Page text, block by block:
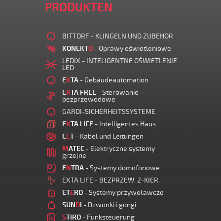
PRODUKTEN
BITTORF - KLINGELN UND ZUBEHOR
KONEKTO - Oprawy oświetleniowe
LEDIX - INTELIGENTNE OŚWIETLENIE
LED
EXTA - Gebäudeautomation
EXTA FREE - Sterowanie
bezprzewodowe
GARDI-SICHERHEITSSYSTEME
EXTA LIFE - Intelligentes Haus
CET - Kabel und Leitungen
MATEC - Elektryczne systemy
grzejne
ENTRA - Systemy domofonowe
EXTA LIFE - BEZPRZEW. 2-KIER.
ETERO - Systemy przywoławcze
SUNDI - Dzwonki i gongi
STIRO - Funksteuerung